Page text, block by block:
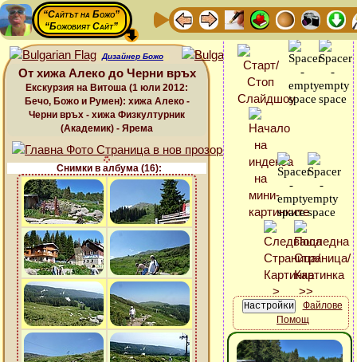
“Сайтът на Божо”
“Божовият Сайт”
Дизайнер Божо
От хижа Алеко до Черни връх
Екскурзия на Витоша (1 юли 2012:
Бечо, Божо и Румен): хижа Алеко -
Черни връх - хижа Физкултурник
(Академик) - Ярема
Снимки в албума (16):
Файлове
Помощ